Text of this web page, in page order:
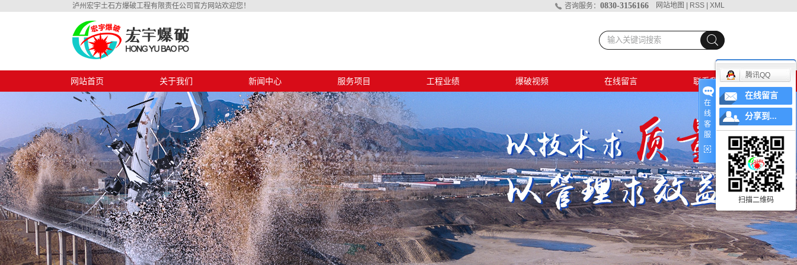
泸州宏宇土石方爆破工程有限责任公司官方网站欢迎您！ 网站地图 RSS XML
咨询服务： 0830-3156166
网站首页 关于我们
公司简介
资质证书
新闻中心
公司动态
行业信息
技术中心
服务项目
设计施工
安全评估
安全监理
工程业绩 爆破视频
清凉村排危
工地爆破
在线留言 联系我们
在
线
客
服
腾讯QQ
在线留言
分享到...
扫描二维码